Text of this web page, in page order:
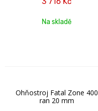
Na skladě
Ohňostroj Fatal Zone 400
ran 20 mm